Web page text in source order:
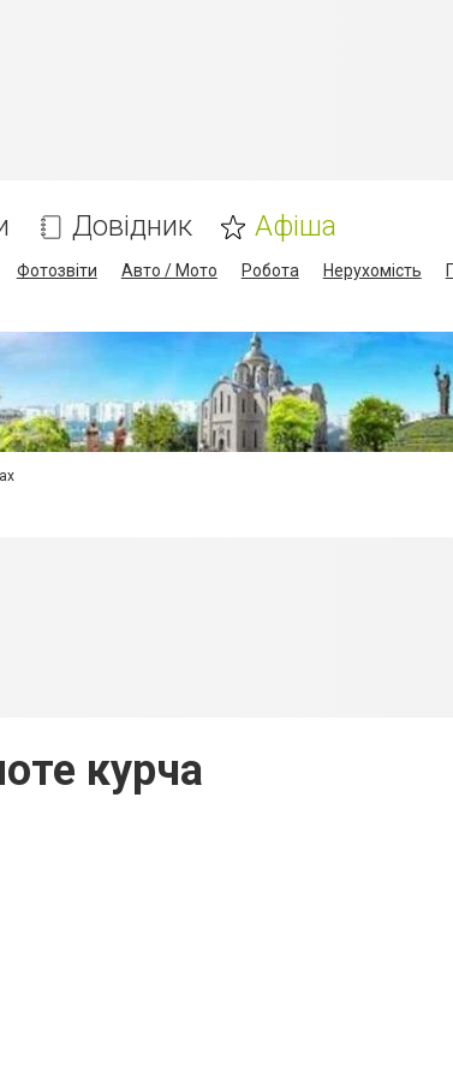
Довідник Афіша
Фотозвіти Авто / Мото Робота Нерухомість
курча